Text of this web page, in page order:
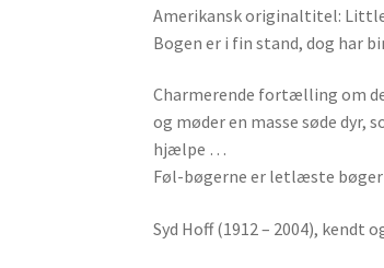
Amerikansk originaltitel: Little
Bogen er i fin stand, dog har
Charmerende fortælling om
og møder en masse søde dyr,
hjælpe …
Føl-bøgerne er letlæste
Syd Hoff (1912 – 2004),